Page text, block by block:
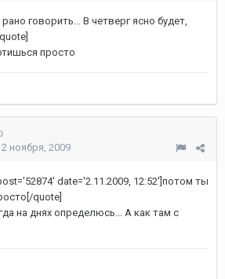
говорить... В четверг ясно будет,
просто
2 ноября, 2009
date='2.11.2009, 12:52']потом ты
quote]
на днях определюсь... А как там с